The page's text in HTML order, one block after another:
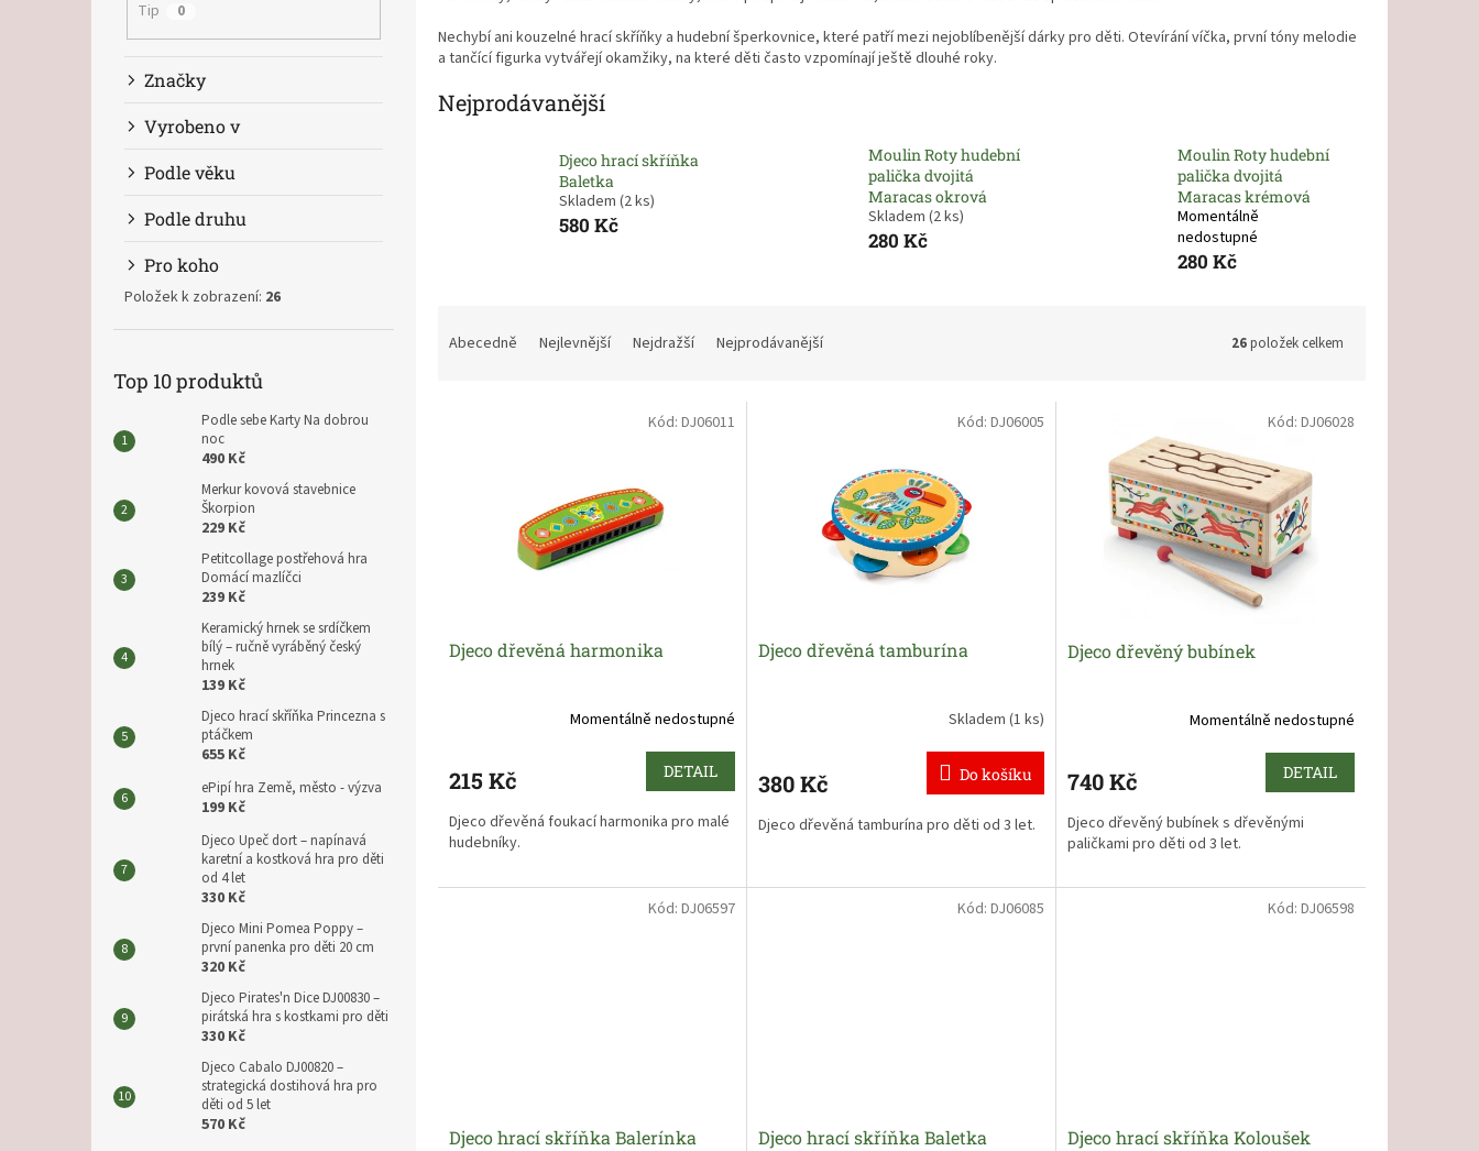
Tip 0
Značky
Vyrobeno v
Podle věku
Podle druhu
Pro koho
Položek k zobrazení: 26
Top 10 produktů
Podle sebe Karty Na dobrou
noc
490 Kč
Merkur kovová stavebnice
Škorpion
229 Kč
Petitcollage postřehová hra
Domácí mazlíčci
239 Kč
Keramický hrnek se srdíčkem
bílý – ručně vyráběný český
hrnek
139 Kč
Djeco hrací skříňka Princezna s
ptáčkem
655 Kč
ePipí hra Země, město - výzva
199 Kč
Djeco Upeč dort – napínavá
karetní a kostková hra pro děti
od 4 let
330 Kč
Djeco Mini Pomea Poppy –
první panenka pro děti 20 cm
320 Kč
Djeco Pirates'n Dice DJ00830 –
pirátská hra s kostkami pro děti
330 Kč
Djeco Cabalo DJ00820 –
strategická dostihová hra pro
děti od 5 let
570 Kč
Nechybí ani kouzelné hrací skříňky a hudební šperkovnice, které patří mezi nejoblíbenější dárky pro děti. Otevírání víčka, první tóny melodie
a tančící figurka vytvářejí okamžiky, na které děti často vzpomínají ještě dlouhé roky.
Nejprodávanější
Djeco hrací skříňka
Baletka
Skladem (2 ks)
580 Kč
Moulin Roty hudební
palička dvojitá
Maracas okrová
Skladem (2 ks)
280 Kč
Moulin Roty hudební
palička dvojitá
Maracas krémová
Momentálně
nedostupné
280 Kč
Abecedně Nejlevnější Nejdražší Nejprodávanější 26položek celkem
kDjeco dřevěná harmonika
Momentálně nedostupné
215 Kč DETAIL
Djeco dřevěná foukací harmonika pro malé
hudebníky.
Kód: DJ06011
Djeco dřevěná tamburína
Skladem (1 ks)
380 Kč Do košíku
Djeco dřevěná tamburína pro děti od 3 let.
Kód: DJ06005
Djeco dřevěný bubínek
Momentálně nedostupné
740 Kč DETAIL
Djeco dřevěný bubínek s dřevěnými
paličkami pro děti od 3 let.
Kód: DJ06028
Djeco hrací skříňka Balerínka
Kód: DJ06597
Djeco hrací skříňka Baletka
Kód: DJ06085
Djeco hrací skříňka Koloušek
Kód: DJ06598